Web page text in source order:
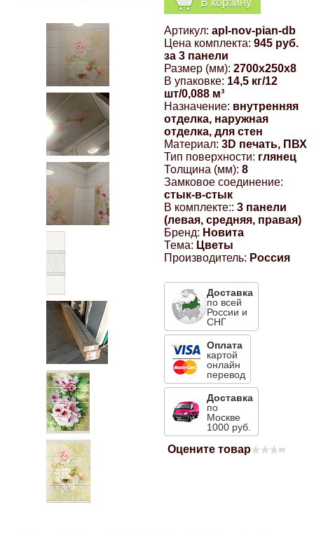
Артикул: apl-nov-pian-db
Цена комплекта: 945 руб.
за 3 панели
Размер (мм): 2700x250x8
В упаковке: 14,5 кг/12
шт/0,088 м³
Назначение: внутренняя
отделка, наружная
отделка, для стен
Материал: 3D печать, ПВХ
Тип поверхности: глянец
Толщина (мм): 8
Замковое соединение:
стык-в-стык
В комплекте:: 3 панели
(левая, средняя, правая)
Бренд: Новита
Тема: Цветы
Производитель: Россия
Доставка
по всей
России и
СНГ
Оплата
картой
онлайн
перевод
Доставка
по
Москве
1000 руб.
Оцените товар (0)
Компрессионные фитинги Poliext
Mercedes-Benz
Renault
Флуоресцентные краски
Шпатлевки, штукатурки
Эмали универсальные акриловые
Грунтовки, защитные лаки
Магнитные панели на холодильник